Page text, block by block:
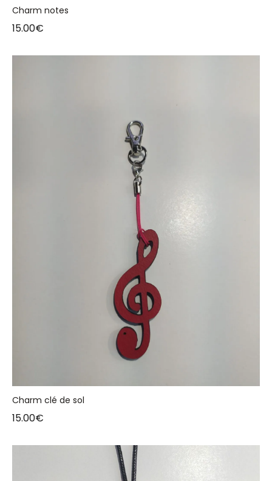
Charm notes
15.00€
Charm clé de sol
15.00€